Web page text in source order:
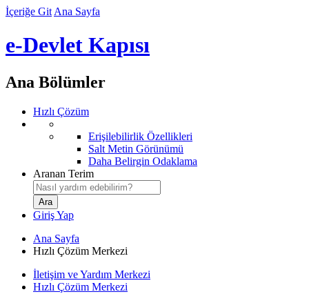
İçeriğe Git Ana Sayfa
e-Devlet Kapısı
Ana Bölümler
Hızlı Çözüm
Erişilebilirlik Özellikleri
Salt Metin Görünümü
Daha Belirgin Odaklama
Aranan Terim
Giriş Yap
Ana Sayfa
Hızlı Çözüm Merkezi
İletişim ve Yardım Merkezi
Hızlı Çözüm Merkezi